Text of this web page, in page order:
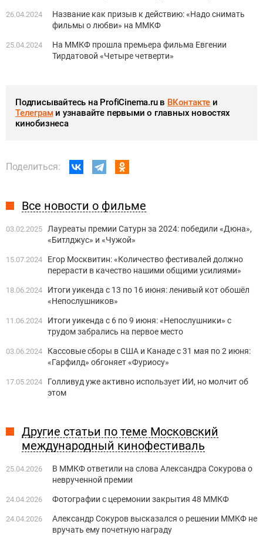
26.04.2024
Название как призыв к действию: «Надо снимать
фильмы о любви» на ММКФ
25.04.2024
На ММКФ прошла премьера фильма Евгении
Тирдатовой «Четыре четверти»
Подписывайтесь на ProfiCinema.ru в ВКонтакте и
Телеграми узнавайте первыми о главных новостях
кинобизнеса
Поделиться:
Все новости о фильме
03.02.2025
Лауреаты премии Сатурн за 2024: победили «Дюна»,
«Битлджус» и «Чужой»
15.07.2024
Егор Москвитин: «Количество фестивалей должно
перерасти в качество нашими общими усилиями»
18.06.2024
Итоги уикенда с 13 по 16 июня: ленивый кот обошёл
«Непослушников»
11.06.2024
Итоги уикенда с 6 по 9 июня: «Непослушники» с
трудом забрались на первое место
03.06.2024
Кассовые сборы в США и Канаде с 31 мая по 2 июня:
«Гарфилд» обгоняет «Фуриосу»
17.05.2024
Голливуд уже активно использует ИИ, но молчит об
этом
Другие статьи по теме Московский
международный кинофестиваль
25.04.2026
В ММКФ ответили на слова Александра Сокурова о
неврученной премии
24.04.2026 Фотографии с церемонии закрытия 48 ММКФ
24.04.2026
Александр Сокуров высказался о решении ММКФ не
вручать ему почетную награду